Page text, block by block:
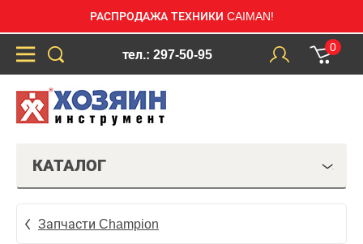
РАСПРОДАЖА ТЕХНИКИ CAIMAN!
тел.: 297-50-95
0
КАТАЛОГ
Запчасти Champion